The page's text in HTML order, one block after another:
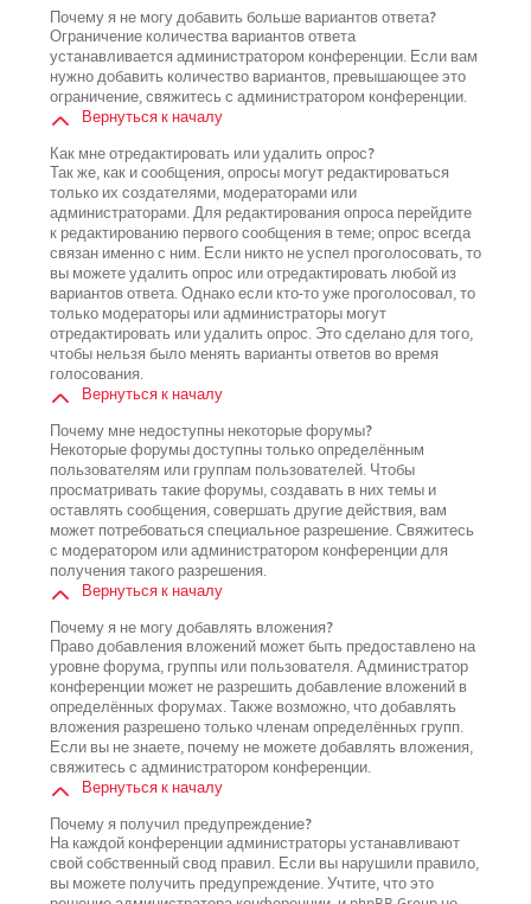
Почему я не могу добавить больше вариантов ответа?
Ограничение количества вариантов ответа
устанавливается администратором конференции. Если вам
нужно добавить количество вариантов, превышающее это
ограничение, свяжитесь с администратором конференции.
Вернуться к началу
Как мне отредактировать или удалить опрос?
Так же, как и сообщения, опросы могут редактироваться
только их создателями, модераторами или
администраторами. Для редактирования опроса перейдите
к редактированию первого сообщения в теме; опрос всегда
связан именно с ним. Если никто не успел проголосовать, то
вы можете удалить опрос или отредактировать любой из
вариантов ответа. Однако если кто-то уже проголосовал, то
только модераторы или администраторы могут
отредактировать или удалить опрос. Это сделано для того,
чтобы нельзя было менять варианты ответов во время
голосования.
Вернуться к началу
Почему мне недоступны некоторые форумы?
Некоторые форумы доступны только определённым
пользователям или группам пользователей. Чтобы
просматривать такие форумы, создавать в них темы и
оставлять сообщения, совершать другие действия, вам
может потребоваться специальное разрешение. Свяжитесь
с модератором или администратором конференции для
получения такого разрешения.
Вернуться к началу
Почему я не могу добавлять вложения?
Право добавления вложений может быть предоставлено на
уровне форума, группы или пользователя. Администратор
конференции может не разрешить добавление вложений в
определённых форумах. Также возможно, что добавлять
вложения разрешено только членам определённых групп.
Если вы не знаете, почему не можете добавлять вложения,
свяжитесь с администратором конференции.
Вернуться к началу
Почему я получил предупреждение?
На каждой конференции администраторы устанавливают
свой собственный свод правил. Если вы нарушили правило,
вы можете получить предупреждение. Учтите, что это